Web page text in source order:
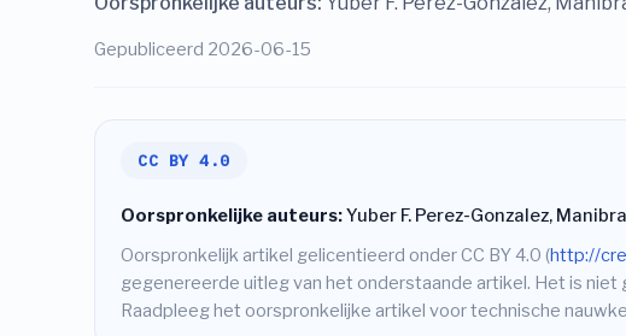
Gepubliceerd 2026-06-15
CC BY 4.0
Oorspronkelijke auteurs:Yuber F. Perez-Gonzalez,
Oorspronkelijk artikel gelicentieerd onder CC BY 4.0 (http://
gegenereerde uitleg van het onderstaande artikel. Het is
Raadpleeg het oorspronkelijke artikel voor technische